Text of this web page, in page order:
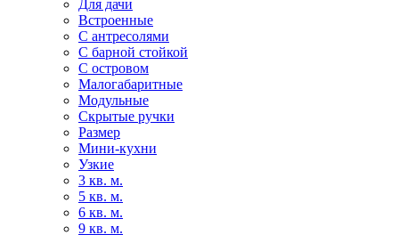
Для дачи
Встроенные
С антресолями
С барной стойкой
С островом
Малогабаритные
Модульные
Скрытые ручки
Размер
Мини-кухни
Узкие
3 кв. м.
5 кв. м.
6 кв. м.
9 кв. м.